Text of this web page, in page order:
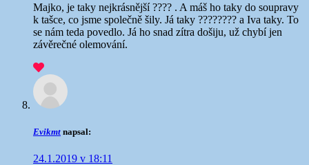
Majko, je taky nejkrásnější ???? . A máš ho taky do soupravy
k tašce, co jsme společně šily. Já taky ???????? a Iva taky. To
se nám teda povedlo. Já ho snad zítra došiju, už chybí jen
závěrečné olemování.
Evikmt napsal:
24.1.2019 v 18:11